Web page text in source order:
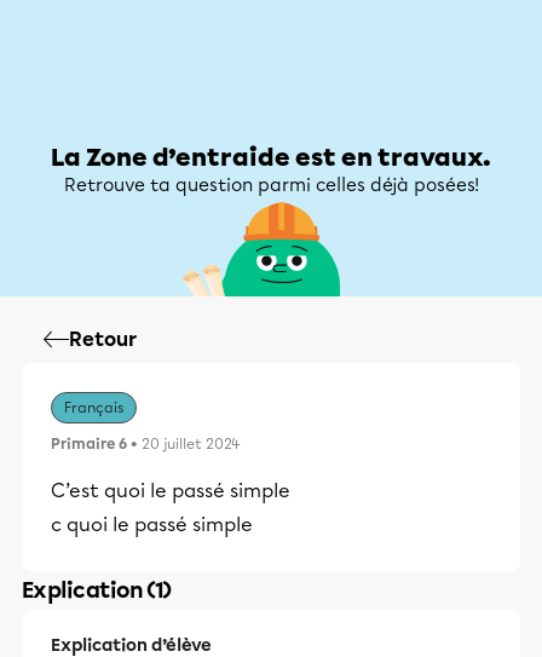
La Zone d’entraide est en travaux.
Retrouve ta question parmi celles déjà posées!
Retour
Français
Primaire 6 • 20 juillet 2024
C’est quoi le passé simple
c quoi le passé simple
Explication (1)
Explication d’élève